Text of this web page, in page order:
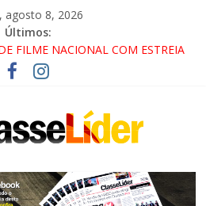
agosto 8, 2026
Últimos:
FILME NACIONAL COM ESTREIA
SERÁ BLOQUEADO NO FIM
E QUELUZ NA RETA FINAL